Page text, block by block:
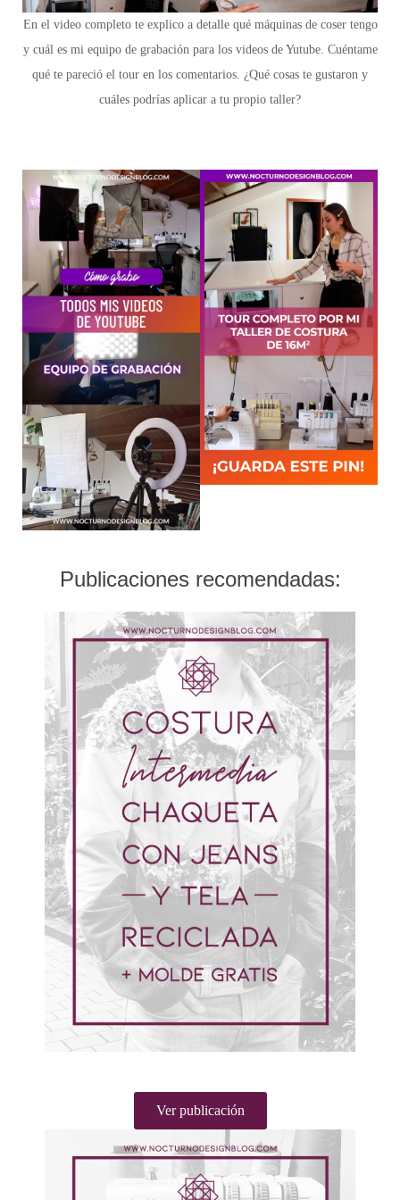
En el video completo te explico a detalle qué máquinas de coser tengo
y cuál es mi equipo de grabación para los videos de Yutube. Cuéntame
qué te pareció el tour en los comentarios. ¿Qué cosas te gustaron y
cuáles podrías aplicar a tu propio taller?
Publicaciones recomendadas:
Ver publicación